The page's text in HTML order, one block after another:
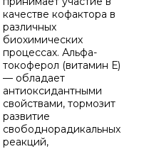
качестве кофактора в
различных
биохимических
процессах. Альфа-
токоферол (витамин Е)
— обладает
антиоксидантными
свойствами, тормозит
развитие
свободнорадикальных
реакций,